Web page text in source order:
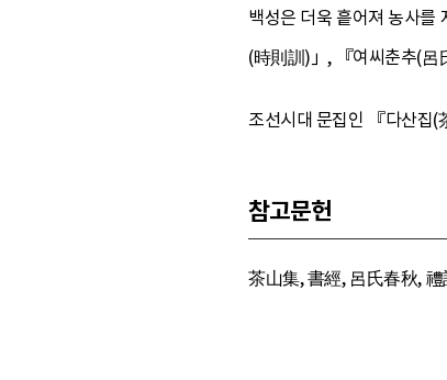
백성은 더욱 흩어져 농사
(時則訓)」, 『여씨춘추(呂
조선시대 문집인 『다산집
참고문헌
茶山集, 書經, 呂氏春秋,